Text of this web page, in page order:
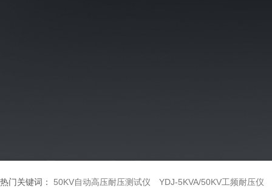
热门关键词： 50KV自动高压耐压测试仪 YDJ-5KVA/50KV工频耐压仪